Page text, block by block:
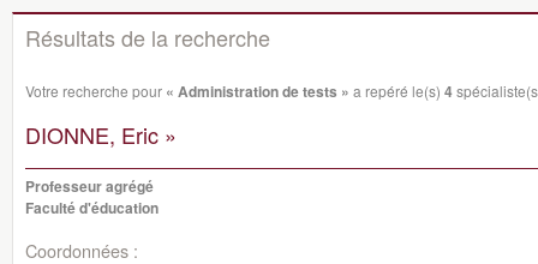
Résultats de la recherche
Votre recherche pour « Administration de tests » a repéré le(s) 4
DIONNE, Eric »
Professeur agrégé
Faculté d'éducation
Coordonnées :